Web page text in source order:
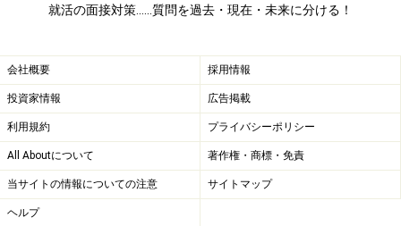
「熱意」を測定する質問である。この手の質問は、会社
で、貴社の強みのここに惹かれたから、第一志望なのだ
と述べなくてはならない。決して「○○業界だから」「有
名企業だから」「父がお世話になっているから」など、
企業研究をほとんどしていないとばれてしまう志望動機
では、決して熱意は伝わらない。よって、深く会社案内
や企業ホームページを読み込み、会社説明会や企業訪
問、先輩訪問でのエピソードを加味して、作り上げなく
就活の面接対策……質問を過去・現在・未来に分ける！
会社概要 採用情報
投資家情報 広告掲載
利用規約 プライバシーポリシー
All Aboutについて 著作権・商標・免責
当サイトの情報についての注意 サイトマップ
ヘルプ